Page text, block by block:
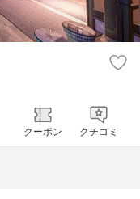
クーポン クチコミ